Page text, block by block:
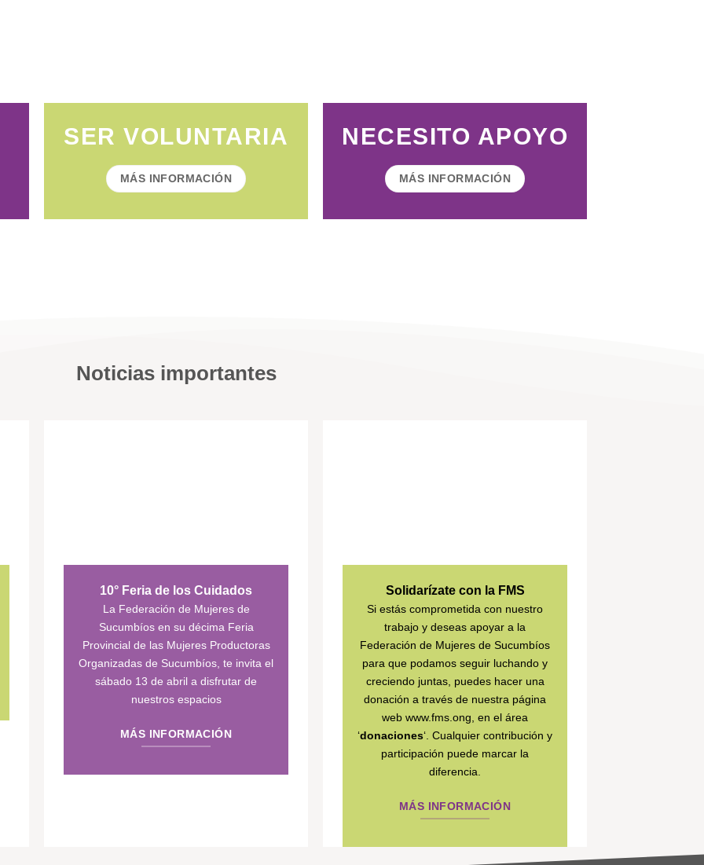
SER VOLUNTARIA
MÁS INFORMACIÓN
NECESITO APOYO
MÁS INFORMACIÓN
Noticias importantes
10° Feria de los Cuidados
La Federación de Mujeres de
Sucumbíos en su décima Feria
Provincial de las Mujeres Productoras
Organizadas de Sucumbíos, te invita el
sábado 13 de abril a disfrutar de
nuestros espacios
MÁS INFORMACIÓN
Solidarízate con la FMS
Si estás comprometida con nuestro
trabajo y deseas apoyar a la
Federación de Mujeres de Sucumbíos
para que podamos seguir luchando y
creciendo juntas, puedes hacer una
donación a través de nuestra página
web www.fms.ong, en el área
‘donaciones‘. Cualquier contribución y
participación puede marcar la
diferencia.
MÁS INFORMACIÓN